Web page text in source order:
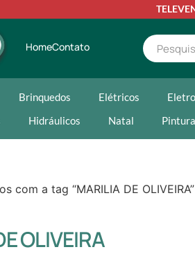
HomeContato
Brinquedos Elétricos
Hidráulicos Natal Pintura
com a tag “MARILIA DE OLIVEIRA”
OLIVEIRA